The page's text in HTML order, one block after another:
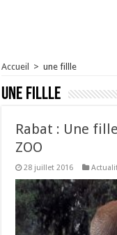
Accueil > une fillle
une fillle
Rabat : Une
ZOO
28 juillet 2016